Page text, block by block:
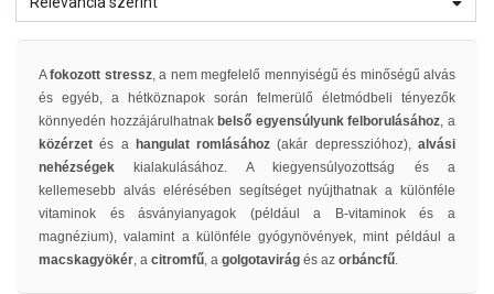
Afokozott stressz, a nem megfelelő mennyiségű és minőségű alvás
és egyéb, a hétköznapok során felmerülő életmódbeli tényezők
könnyedén hozzájárulhatnak belső egyensúlyunk felborulásához, a
közérzetés a hangulat romlásához(akár depresszióhoz),alvási
nehézségek
kialakulásához. A kiegyensúlyozottság és a
kellemesebb alvás elérésében segítséget nyújthatnak a különféle
vitaminok és ásványianyagok (például a B-vitaminok és a
magnézium), valamint a különféle gyógynövények, mint például a
macskagyökér, a citromfű, a golgotavirág és az orbáncfű.